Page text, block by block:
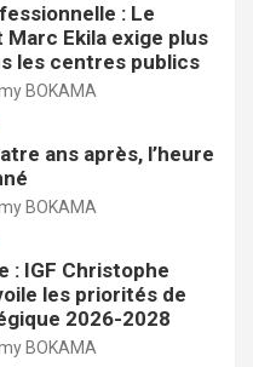
: Le
Marc Ekila exige plus
les centres publics
BOKAMA
ans après, l’heure
BOKAMA
: IGF Christophe
les priorités de
2026-2028
BOKAMA